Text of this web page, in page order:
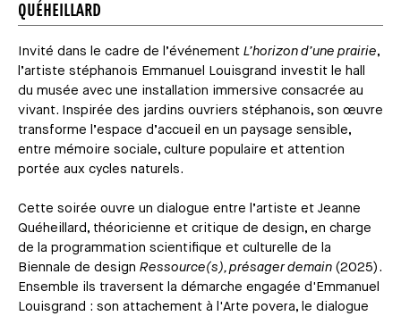
QUÉHEILLARD
Invité dans le cadre de l’événement L’horizon d’une prairie,
l’artiste stéphanois Emmanuel Louisgrand investit le hall
du musée avec une installation immersive consacrée au
vivant. Inspirée des jardins ouvriers stéphanois, son œuvre
transforme l’espace d’accueil en un paysage sensible,
entre mémoire sociale, culture populaire et attention
portée aux cycles naturels.
Cette soirée ouvre un dialogue entre l’artiste et Jeanne
Quéheillard, théoricienne et critique de design, en charge
de la programmation scientifique et culturelle de la
Biennale de design Ressource(s), présager demain (2025).
Ensemble ils traversent la démarche engagée d'Emmanuel
Louisgrand : son attachement à l'Arte povera, le dialogue